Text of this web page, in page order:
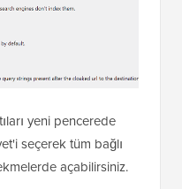
yeni pencerede
seçerek tüm bağlı
açabilirsiniz.